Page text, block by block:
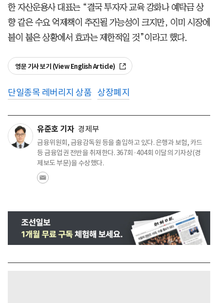
한 자산운용사 대표는 “결국 투자자 교육 강화나 예탁금 상
향 같은 수요 억제책이 추진될 가능성이 크지만, 이미 시장에
불이 붙은 상황에서 효과는 제한적일 것”이라고 했다.
영문 기사 보기 (View English Article)
단일종목 레버리지 상품 상장폐지
유준호 기자 경제부
금융위원회, 금융감독원 등을 출입하고 있다. 은행과 보험, 카드
등 금융업권 전반을 취재한다. 367회·404회 이달의 기자상(경
제보도 부문)을 수상했다.